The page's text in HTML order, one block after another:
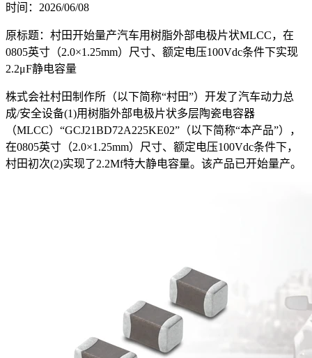
时间：2026/06/08
原标题：村田开始量产汽车用树脂外部电极片状MLCC，在
0805英寸（2.0×1.25mm）尺寸、额定电压100Vdc条件下实现
2.2μF静电容量
株式会社村田制作所（以下简称“村田”）开发了汽车动力总
成/安全设备(1)用树脂外部电极片状多层陶瓷电容器
（MLCC）“GCJ21BD72A225KE02”（以下简称“本产品”），
在0805英寸（2.0×1.25mm）尺寸、额定电压100Vdc条件下，
村田初次(2)实现了2.2Μf特大静电容量。该产品已开始量产。